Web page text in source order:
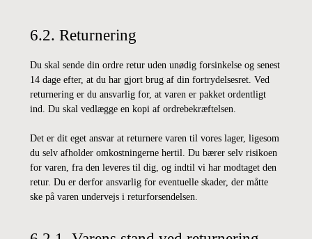
6.2. Returnering
Du skal sende din ordre retur uden unødig forsinkelse og senest
14 dage efter, at du har gjort brug af din fortrydelsesret. Ved
returnering er du ansvarlig for, at varen er pakket ordentligt
ind. Du skal vedlægge en kopi af ordrebekræftelsen.
Det er dit eget ansvar at returnere varen til vores lager, ligesom
du selv afholder omkostningerne hertil. Du bærer selv risikoen
for varen, fra den leveres til dig, og indtil vi har modtaget den
retur. Du er derfor ansvarlig for eventuelle skader, der måtte
ske på varen undervejs i returforsendelsen.